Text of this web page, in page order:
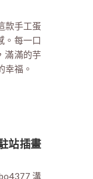
款手工蛋
。每一口
滿滿的芋
幸福。
站插畫
溝